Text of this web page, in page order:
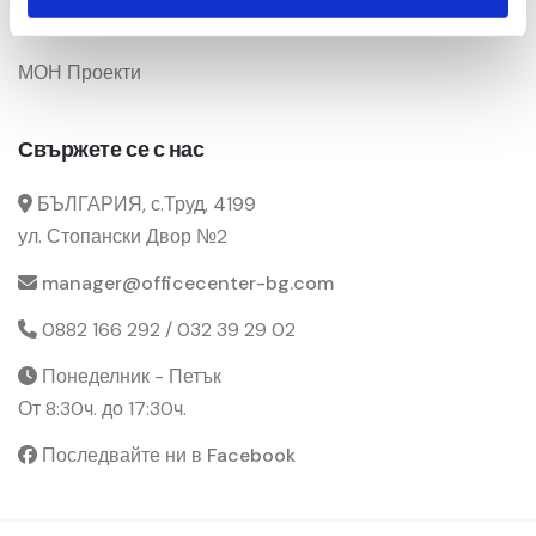
Промоции
МОН Проекти
Свържете се с нас
БЪЛГАРИЯ, с.Труд, 4199
ул. Стопански Двор №2
manager@officecenter-bg.com
0882 166 292 / 032 39 29 02
Понеделник - Петък
От 8:30ч. до 17:30ч.
Последвайте ни в Facebook